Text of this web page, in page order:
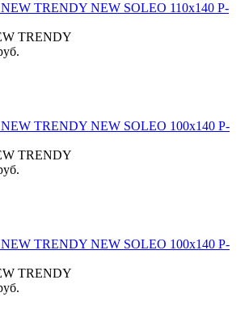
TRENDY NEW SOLEO 110x140 P-
TRENDY
TRENDY NEW SOLEO 100x140 P-
TRENDY
TRENDY NEW SOLEO 100x140 P-
TRENDY